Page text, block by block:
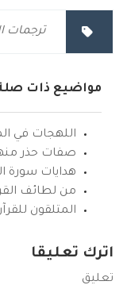
ترجمات
مواضيع ذات
اللهجات في
صفات حذر منها
هدايات سورة
من لطائف
المتلقون
اترك تعليقا
تعليق